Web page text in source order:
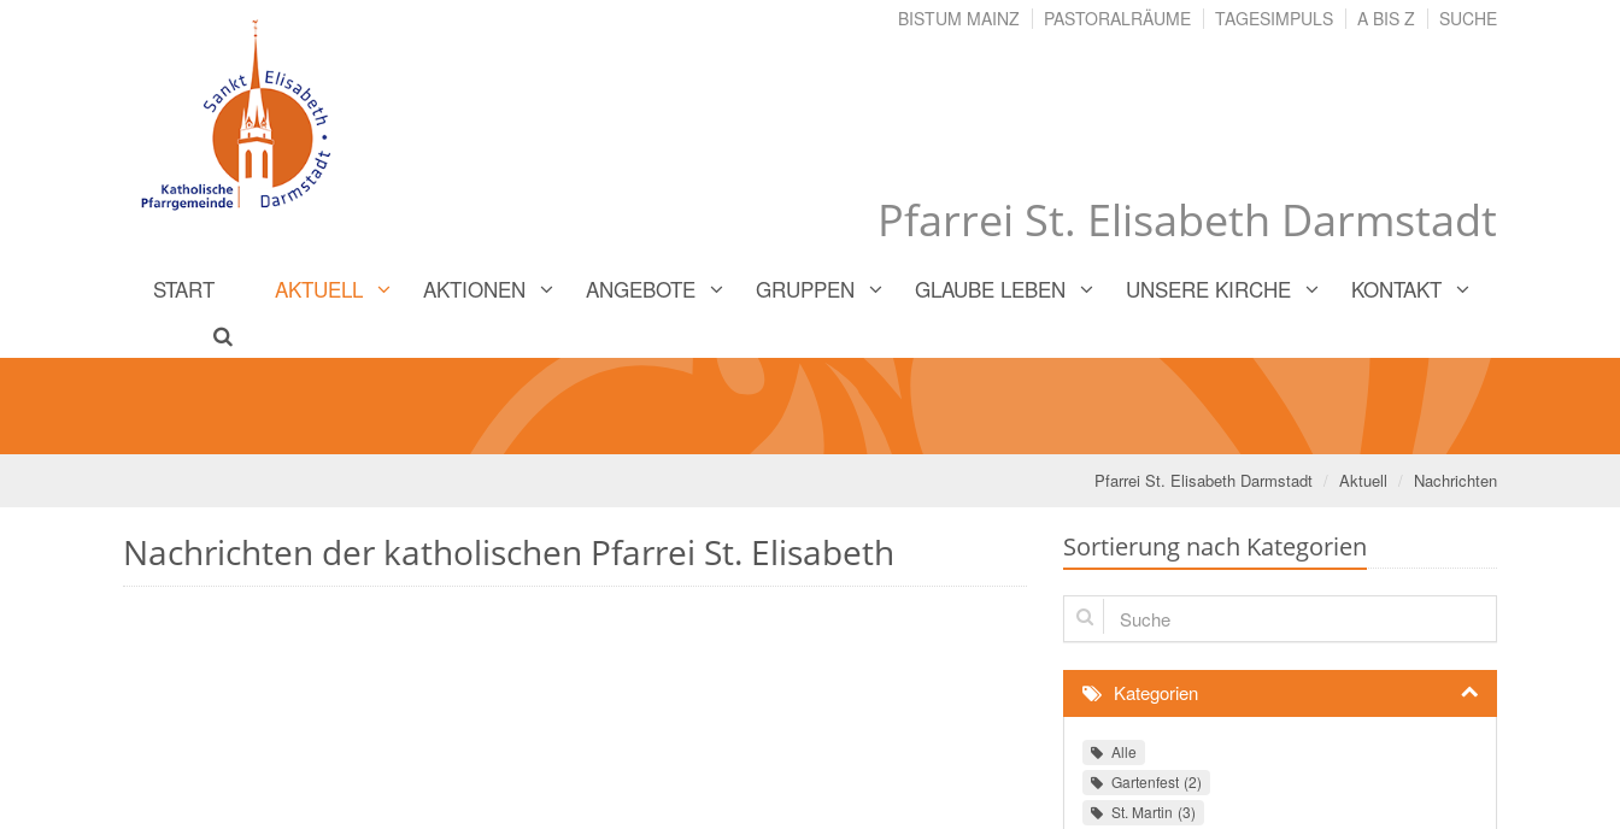
Pfarrei St. Elisabeth Darmstadt
BISTUM MAINZ PASTORALRÄUME TAGESIMPULS A BIS Z SUCHE
START AKTUELL AKTIONEN ANGEBOTE GRUPPEN GLAUBE LEBEN UNSERE KIRCHE KONTAKT
Pfarrei St. Elisabeth Darmstadt Aktuell Nachrichten
Nachrichten der katholischen Pfarrei St. Elisabeth Sortierung nach Kategorien
Suche
Kategorien
Alle
Gartenfest 2
St. Martin 3